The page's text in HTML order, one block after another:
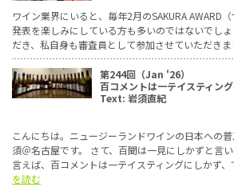
ワイン業界にいると、毎年2月のSAKURA AWARD
発表を楽しみにしている方も多いのではないでし
だき、私自身も審査員として参加させていただき
第244回（Jan '26）
百コメントは一テイスティン
Text: 岩須直紀
こんにちは。ニュージーランドワインの日本への
須＠名古屋です。 さて、百聞は一見にしかずと言
言えば、百コメントは一テイスティングにしかず
を読む